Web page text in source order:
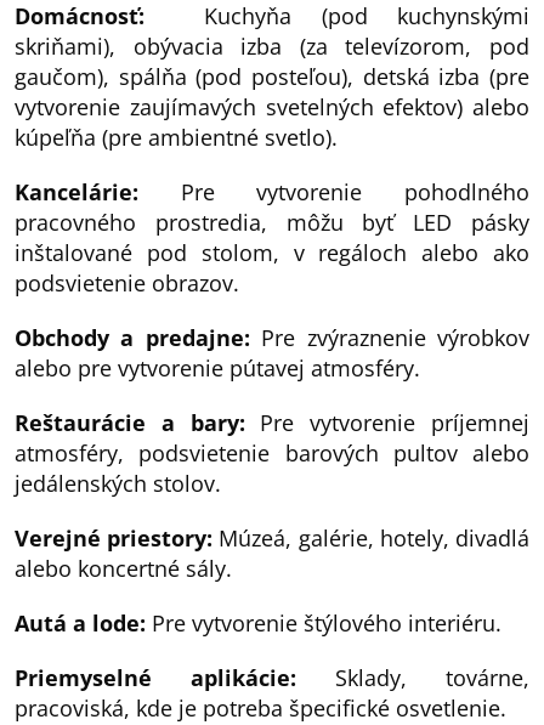
Domácnosť:
Kuchyňa (pod kuchynskými
skriňami), obývacia izba (za televízorom, pod
gaučom), spálňa (pod posteľou), detská izba (pre
vytvorenie zaujímavých svetelných efektov) alebo
kúpeľňa (pre ambientné svetlo).
Kancelárie: Pre vytvorenie pohodlného
pracovného prostredia, môžu byť LED pásky
inštalované pod stolom, v regáloch alebo ako
podsvietenie obrazov.
Obchody a predajne: Pre zvýraznenie výrobkov
alebo pre vytvorenie pútavej atmosféry.
Reštaurácie a bary: Pre vytvorenie príjemnej
atmosféry, podsvietenie barových pultov alebo
jedálenských stolov.
Verejné priestory: Múzeá, galérie, hotely, divadlá
alebo koncertné sály.
Autá a lode: Pre vytvorenie štýlového interiéru.
Priemyselné aplikácie: Sklady, továrne,
pracoviská, kde je potreba špecifické osvetlenie.